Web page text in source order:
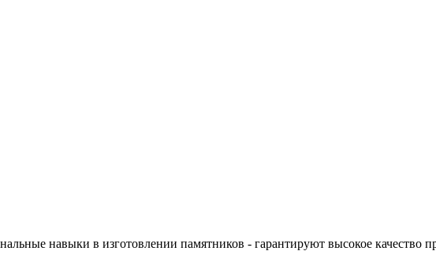
навыки в изготовлении памятников - гарантируют высокое качество